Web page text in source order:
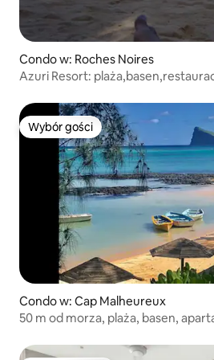
Condo w: Roches Noires
Azuri Resort:
Wybór gości
Wybór gości
Condo w: Cap Malheureux
50 m od morza, plaża, basen,